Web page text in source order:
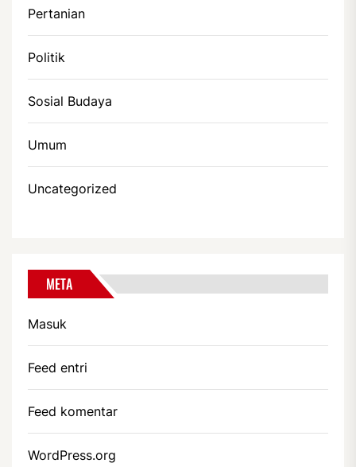
Pertanian
Politik
Sosial Budaya
Umum
Uncategorized
META
Masuk
Feed entri
Feed komentar
WordPress.org